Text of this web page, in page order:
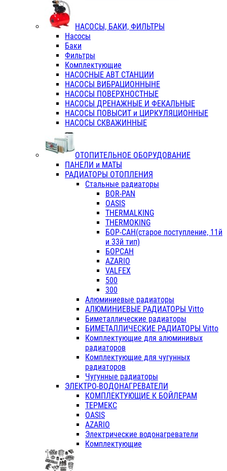
НАСОСЫ, БАКИ, ФИЛЬТРЫ
Насосы
Баки
Фильтры
Комплектующие
НАСОСНЫЕ АВТ СТАНЦИИ
НАСОСЫ ВИБРАЦИОННЫНЕ
НАСОСЫ ПОВЕРХНОСТНЫЕ
НАСОСЫ ДРЕНАЖНЫЕ И ФЕКАЛЬНЫЕ
НАСОСЫ ПОВЫСИТ и ЦИРКУЛЯЦИОННЫЕ
НАСОСЫ СКВАЖИННЫЕ
ОТОПИТЕЛЬНОЕ ОБОРУДОВАНИЕ
ПАНЕЛИ и МАТЫ
РАДИАТОРЫ ОТОПЛЕНИЯ
Стальные радиаторы
BOR-PAN
OASIS
THERMALKING
THERMOKING
БОР-САН(старое поступление, 11й
и 33й тип)
БОРСАН
AZARIO
VALFEX
500
300
Алюминиевые радиаторы
АЛЮМИНИЕВЫЕ РАДИАТОРЫ Vitto
Биметаллические радиаторы
БИМЕТАЛЛИЧЕСКИЕ РАДИАТОРЫ Vitto
Комплектующие для алюминивых
радиаторов
Комплектующие для чугунных
радиаторов
Чугунные радиаторы
ЭЛЕКТРО-ВОДОНАГРЕВАТЕЛИ
КОМПЛЕКТУЮЩИЕ К БОЙЛЕРАМ
ТЕРМЕКС
OASIS
AZARIO
Электрические водонагреватели
Комплектующие